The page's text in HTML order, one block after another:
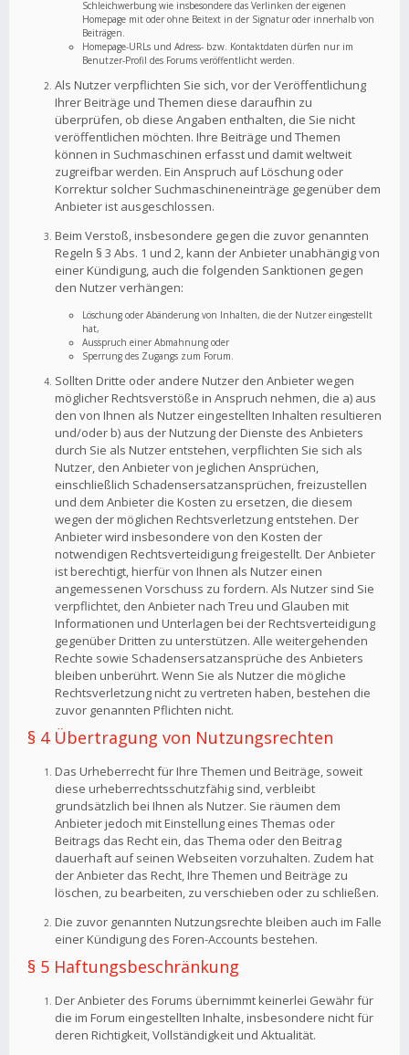
Schleichwerbung wie insbesondere das Verlinken der eigenen
Homepage mit oder ohne Beitext in der Signatur oder innerhalb von
Beiträgen.
Homepage-URLs und Adress- bzw. Kontaktdaten dürfen nur im
Benutzer-Profil des Forums veröffentlicht werden.
Als Nutzer verpflichten Sie sich, vor der Veröffentlichung
Ihrer Beiträge und Themen diese daraufhin zu
überprüfen, ob diese Angaben enthalten, die Sie nicht
veröffentlichen möchten. Ihre Beiträge und Themen
können in Suchmaschinen erfasst und damit weltweit
zugreifbar werden. Ein Anspruch auf Löschung oder
Korrektur solcher Suchmaschineneinträge gegenüber dem
Anbieter ist ausgeschlossen.
Beim Verstoß, insbesondere gegen die zuvor genannten
Regeln § 3 Abs. 1 und 2, kann der Anbieter unabhängig von
einer Kündigung, auch die folgenden Sanktionen gegen
den Nutzer verhängen:
Löschung oder Abänderung von Inhalten, die der Nutzer eingestellt
hat,
Ausspruch einer Abmahnung oder
Sperrung des Zugangs zum Forum.
Sollten Dritte oder andere Nutzer den Anbieter wegen
möglicher Rechtsverstöße in Anspruch nehmen, die a) aus
den von Ihnen als Nutzer eingestellten Inhalten resultieren
und/oder b) aus der Nutzung der Dienste des Anbieters
durch Sie als Nutzer entstehen, verpflichten Sie sich als
Nutzer, den Anbieter von jeglichen Ansprüchen,
einschließlich Schadensersatzansprüchen, freizustellen
und dem Anbieter die Kosten zu ersetzen, die diesem
wegen der möglichen Rechtsverletzung entstehen. Der
Anbieter wird insbesondere von den Kosten der
notwendigen Rechtsverteidigung freigestellt. Der Anbieter
ist berechtigt, hierfür von Ihnen als Nutzer einen
angemessenen Vorschuss zu fordern. Als Nutzer sind Sie
verpflichtet, den Anbieter nach Treu und Glauben mit
Informationen und Unterlagen bei der Rechtsverteidigung
gegenüber Dritten zu unterstützen. Alle weitergehenden
Rechte sowie Schadensersatzansprüche des Anbieters
bleiben unberührt. Wenn Sie als Nutzer die mögliche
Rechtsverletzung nicht zu vertreten haben, bestehen die
zuvor genannten Pflichten nicht.
§ 4 Übertragung von Nutzungsrechten
Das Urheberrecht für Ihre Themen und Beiträge, soweit
diese urheberrechtsschutzfähig sind, verbleibt
grundsätzlich bei Ihnen als Nutzer. Sie räumen dem
Anbieter jedoch mit Einstellung eines Themas oder
Beitrags das Recht ein, das Thema oder den Beitrag
dauerhaft auf seinen Webseiten vorzuhalten. Zudem hat
der Anbieter das Recht, Ihre Themen und Beiträge zu
löschen, zu bearbeiten, zu verschieben oder zu schließen.
Die zuvor genannten Nutzungsrechte bleiben auch im Falle
einer Kündigung des Foren-Accounts bestehen.
§ 5 Haftungsbeschränkung
Der Anbieter des Forums übernimmt keinerlei Gewähr für
die im Forum eingestellten Inhalte, insbesondere nicht für
deren Richtigkeit, Vollständigkeit und Aktualität.